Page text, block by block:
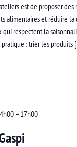
est de proposer
alimentaires et réduire la
qui respectent la
pratique : trier les produits
– 17h00